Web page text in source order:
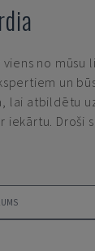
viens no mūsu
un
lai atbildētu
iekārtu. Droši